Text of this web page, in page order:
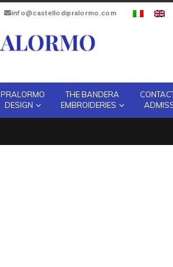
info@castellodipralormo.com
PRALORMO
DESIGN
THE BANDERA
EMBROIDERIES